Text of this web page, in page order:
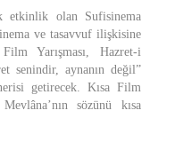
etkinlik olan Sufisinema
ve tasavvuf ilişkisine
Yarışması, Hazret-i
senindir, aynanın değil”
getirecek. Kısa Film
sözünü kısa